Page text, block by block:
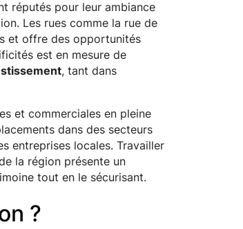
réputés pour leur ambiance
Les rues comme la rue de
et offre des opportunités
est en mesure de
, tant dans
et commerciales en pleine
dans des secteurs
entreprises locales. Travailler
la région présente un
tout en le sécurisant.
?